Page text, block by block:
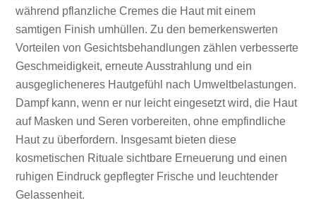
während pflanzliche Cremes die Haut mit einem
samtigen Finish umhüllen. Zu den bemerkenswerten
Vorteilen von Gesichtsbehandlungen zählen verbesserte
Geschmeidigkeit, erneute Ausstrahlung und ein
ausgeglicheneres Hautgefühl nach Umweltbelastungen.
Dampf kann, wenn er nur leicht eingesetzt wird, die Haut
auf Masken und Seren vorbereiten, ohne empfindliche
Haut zu überfordern. Insgesamt bieten diese
kosmetischen Rituale sichtbare Erneuerung und einen
ruhigen Eindruck gepflegter Frische und leuchtender
Gelassenheit.